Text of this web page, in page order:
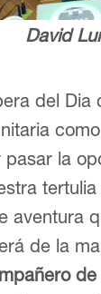
David
del Dia
pasar la
tertulia
aventura
de la